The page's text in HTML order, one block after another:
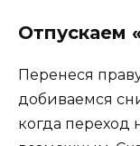
Отпускаем
Перенеся
добиваемся
когда переход